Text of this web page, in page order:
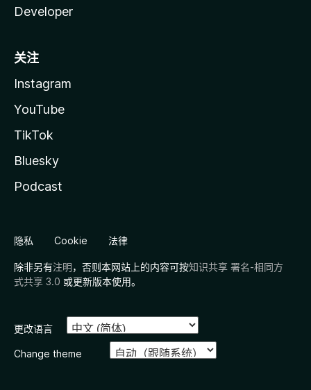
Developer
关注
Instagram
YouTube
TikTok
Bluesky
Podcast
隐私 Cookie 法律
除非另有注明，否则本网站上的内容可按知识共享 署名-相同方
式共享 3.0 或更新版本使用。
更改语言
Change theme